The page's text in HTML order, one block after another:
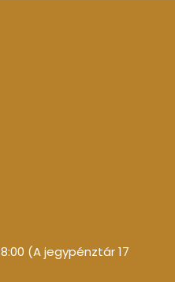
(A jegypénztár 17